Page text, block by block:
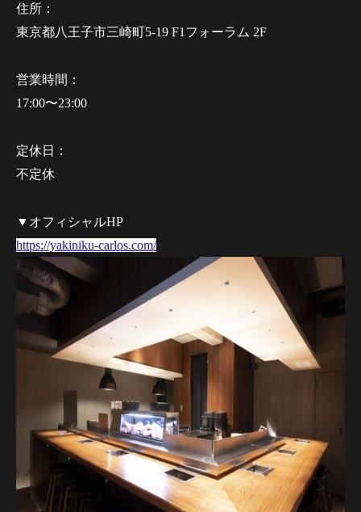
住所：
東京都八王子市三崎町5-19 F1フォーラム 2F
営業時間：
17:00〜23:00
定休日：
不定休
▼オフィシャルHP
https://yakiniku-carlos.com/